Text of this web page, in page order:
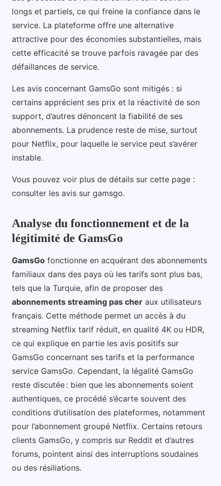
longs et partiels, ce qui freine la confiance dans le
service. La plateforme offre une alternative
attractive pour des économies substantielles, mais
cette efficacité se trouve parfois ravagée par des
défaillances de service.
Les avis concernant GamsGo sont mitigés : si
certains apprécient ses prix et la réactivité de son
support, d’autres dénoncent la fiabilité de ses
abonnements. La prudence reste de mise, surtout
pour Netflix, pour laquelle le service peut s’avérer
instable.
Vous pouvez voir plus de détails sur cette page :
consulter les avis sur gamsgo.
Analyse du fonctionnement et de la
légitimité de GamsGo
GamsGo fonctionne en acquérant des abonnements
familiaux dans des pays où les tarifs sont plus bas,
tels que la Turquie, afin de proposer des
abonnements streaming pas cher aux utilisateurs
français. Cette méthode permet un accès à du
streaming Netflix tarif réduit, en qualité 4K ou HDR,
ce qui explique en partie les avis positifs sur
GamsGo concernant ses tarifs et la performance
service GamsGo. Cependant, la légalité GamsGo
reste discutée : bien que les abonnements soient
authentiques, ce procédé s’écarte souvent des
conditions d’utilisation des plateformes, notamment
pour l’abonnement groupé Netflix. Certains retours
clients GamsGo, y compris sur Reddit et d’autres
forums, pointent ainsi des interruptions soudaines
ou des résiliations.